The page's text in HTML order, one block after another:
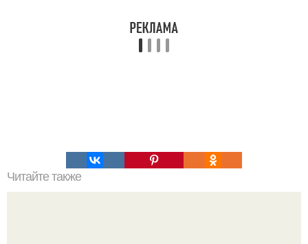
Читайте также